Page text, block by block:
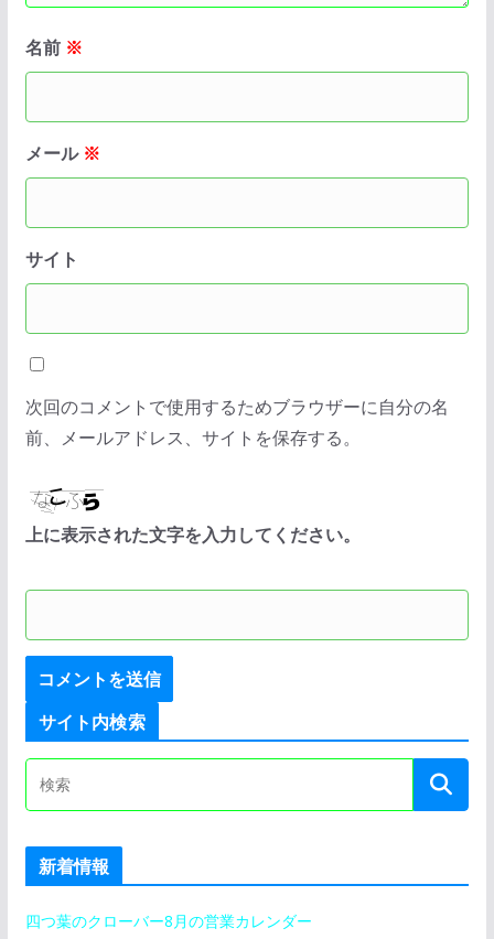
名前 ※
メール ※
サイト
次回のコメントで使用するためブラウザーに自分の名
前、メールアドレス、サイトを保存する。
上に表示された文字を入力してください。
サイト内検索
新着情報
四つ葉のクローバー8月の営業カレンダー